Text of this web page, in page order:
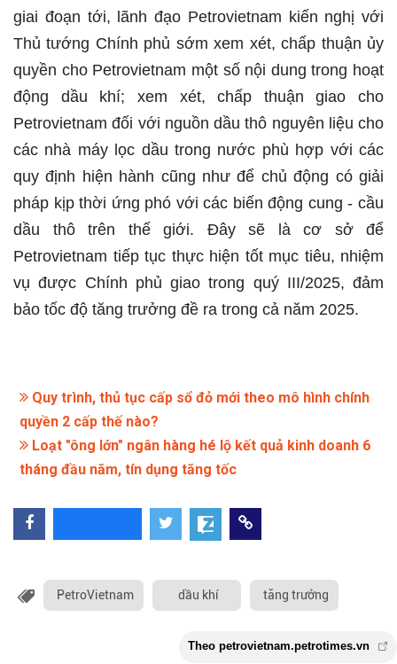
giai đoạn tới, lãnh đạo Petrovietnam kiến nghị với
Thủ tướng Chính phủ sớm xem xét, chấp thuận ủy
quyền cho Petrovietnam một số nội dung trong hoạt
động dầu khí; xem xét, chấp thuận giao cho
Petrovietnam đối với nguồn dầu thô nguyên liệu cho
các nhà máy lọc dầu trong nước phù hợp với các
quy định hiện hành cũng như để chủ động có giải
pháp kịp thời ứng phó với các biến động cung - cầu
dầu thô trên thế giới. Đây sẽ là cơ sở để
Petrovietnam tiếp tục thực hiện tốt mục tiêu, nhiệm
vụ được Chính phủ giao trong quý III/2025, đảm
bảo tốc độ tăng trưởng đề ra trong cả năm 2025.
Quy trình, thủ tục cấp sổ đỏ mới theo mô hình chính
quyền 2 cấp thế nào?
Loạt "ông lớn" ngân hàng hé lộ kết quả kinh doanh 6
tháng đầu năm, tín dụng tăng tốc
PetroVietnam dầu khí tăng trưởng